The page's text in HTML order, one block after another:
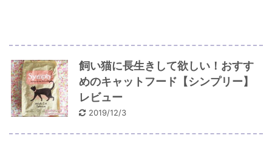
飼い猫に長生きして欲しい！おすす
めのキャットフード【シンプリー】
レビュー
2019/12/3